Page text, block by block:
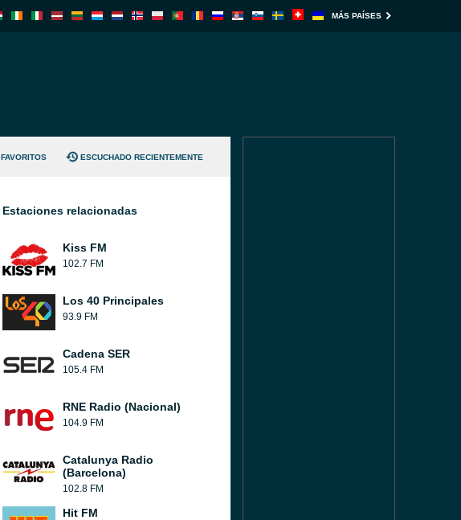
MÁS PAÍSES
FAVORITOS ESCUCHADO RECIENTEMENTE
Estaciones relacionadas
Kiss FM
102.7 FM
Los 40 Principales
93.9 FM
Cadena SER
105.4 FM
RNE Radio (Nacional)
104.9 FM
Catalunya Radio
(Barcelona)
102.8 FM
Hit FM